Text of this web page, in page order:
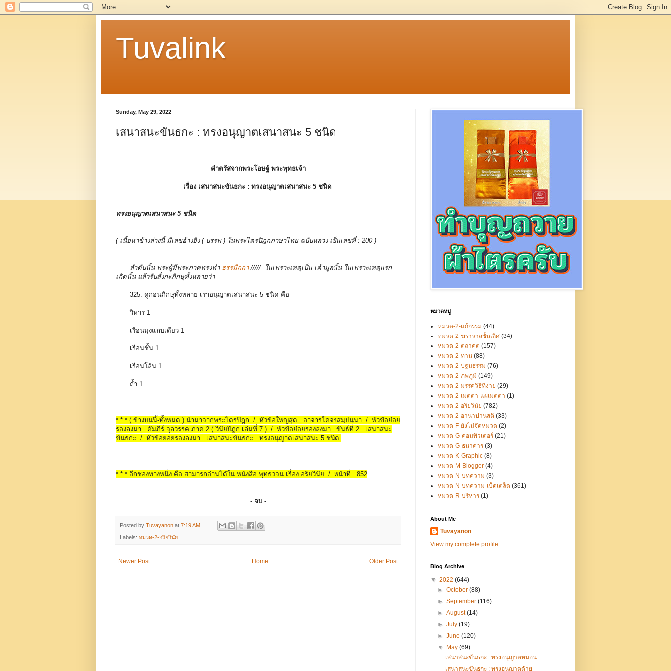
Tuvalink
Sunday, May 29, 2022
เสนาสนะขันธกะ : ทรงอนุญาตเสนาสนะ 5 ชนิด
คำตรัสจากพระโอษฐ์ พระพุทธเจ้า
เรื่อง เสนาสนะขันธกะ : ทรงอนุญาตเสนาสนะ 5 ชนิด
ทรงอนุญาตเสนาสนะ 5 ชนิด
( เนื้อหาข้างล่างนี้ มีเลขอ้างอิง ( บรรพ ) ในพระไตรปิฎกภาษาไทย ฉบับหลวง เป็นเลขที่ : 200 )
ลำดับนั้น พระผู้มีพระภาคทรงทำ ธรรมีกถา ///// ในเพราะเหตุเป็น เค้ามูลนั้น ในเพราะเหตุแรก
เกิดนั้น แล้วรับสั่งกะภิกษุทั้งหลายว่า
325. ดูก่อนภิกษุทั้งหลาย เราอนุญาตเสนาสนะ 5 ชนิด คือ
วิหาร 1
เรือนมุงแถบเดียว 1
เรือนชั้น 1
เรือนโล้น 1
ถ้ำ 1
* * * ( ข้างบนนี้-ทั้งหมด ) นำมาจากพระไตรปิฎก / หัวข้อใหญ่สุด : อาจารโคจรสมฺปนฺนา / หัวข้อย่อย
รองลงมา : คัมภีร์ จุลวรรค ภาค 2 ( วินัยปิฎก เล่มที่ 7 ) / หัวข้อย่อยรองลงมา : ขันธ์ที่ 2 : เสนาสนะ
ขันธกะ / หัวข้อย่อยรองลงมา : เสนาสนะขันธกะ : ทรงอนุญาตเสนาสนะ 5 ชนิด
* * * อีกช่องทางหนึ่ง คือ สามารถอ่านได้ใน หนังสือ พุทธวจน เรื่อง อริยวินัย / หน้าที่ : 852
- จบ -
Posted by Tuvayanon at 7:19 AM
Labels: หมวด-2-อริยวินัย
Newer Post Older Post
Home
หมวดหมู่
หมวด-2-แก้กรรม (44)
หมวด-2-ฆราวาสชั้นเลิศ (34)
หมวด-2-ตถาคต (157)
หมวด-2-ทาน (88)
หมวด-2-ปฐมธรรม (76)
หมวด-2-ภพภูมิ (149)
หมวด-2-มรรควิธีที่ง่าย (29)
หมวด-2-เมตตา-แผ่เมตตา (1)
หมวด-2-อริยวินัย (782)
หมวด-2-อานาปานสติ (33)
หมวด-F-ยังไม่จัดหมวด (2)
หมวด-G-คอมพิวเตอร์ (21)
หมวด-G-ธนาคาร (3)
หมวด-K-Graphic (8)
หมวด-M-Blogger (4)
หมวด-N-บทความ (3)
หมวด-N-บทความ-เบ็ดเตล็ด (361)
หมวด-R-บริหาร (1)
About Me
Tuvayanon
View my complete profile
Blog Archive
▼ 2022 (644)
►October(88)
►September(116)
►August(14)
►July(19)
►June(120)
▼
May(69)
เสนาสนะขันธกะ : ทรงอนุญาตหมอน
เสนาสนะขันธกะ : ทรงอนุญาตด้าย